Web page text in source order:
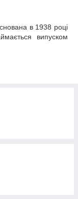
в 1938 році
випуском
про них тут
в цій
частота
якісними,
виробниками